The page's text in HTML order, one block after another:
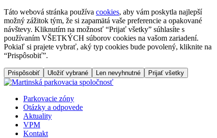
Táto webová stránka používa cookies, aby vám poskytla najlepší
možný zážitok tým, že si zapamätá vaše preferencie a opakované
návštevy. Kliknutím na možnosť “Prijať všetky” súhlasíte s
používaním VŠETKÝCH súborov cookies na vašom zariadení.
Pokiaľ si prajete vybrať, aký typ cookies bude povolený, kliknite na
“Prispôsobiť”.
Prispôsobiť Uložiť vybrané Len nevyhnutné Prijať všetky
Parkovacie zóny
Otázky a odpovede
Aktuality
VPM
Kontakt